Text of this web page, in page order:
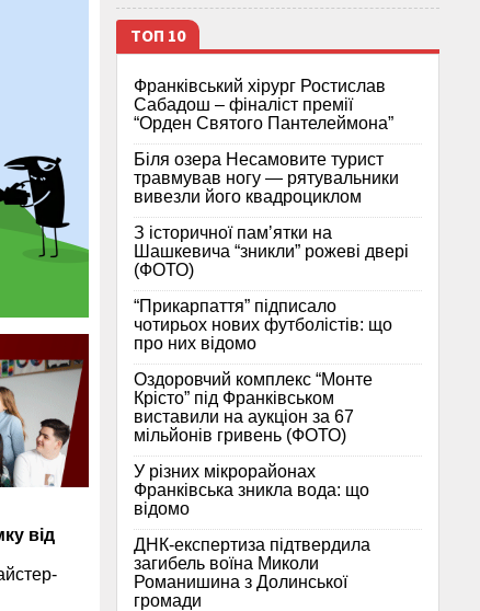
від
ТОП 10
Франківський хірург Ростислав
Сабадош – фіналіст премії
“Орден Святого Пантелеймона”
Біля озера Несамовите турист
травмував ногу — рятувальники
вивезли його квадроциклом
З історичної памʼятки на
Шашкевича “зникли” рожеві двері
(ФОТО)
“Прикарпаття” підписало
чотирьох нових футболістів: що
про них відомо
Оздоровчий комплекс “Монте
Крісто” під Франківськом
виставили на аукціон за 67
мільйонів гривень (ФОТО)
У різних мікрорайонах
Франківська зникла вода: що
відомо
ДНК-експертиза підтвердила
загибель воїна Миколи
Романишина з Долинської
громади